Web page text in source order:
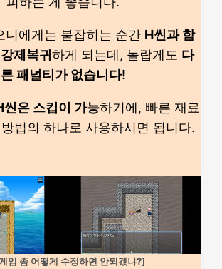
니에게는 붙잡히는 순간 H씬과 함
제복귀하게 되는데, 놀랍게도 다
른 패널티가 없습니다!
씬은 스킵이 가능하기에, 빠른 재료
법의 하나로 사용하시면 됩니다.
임 좀 어떻게 수정하면 안되겠냐?]